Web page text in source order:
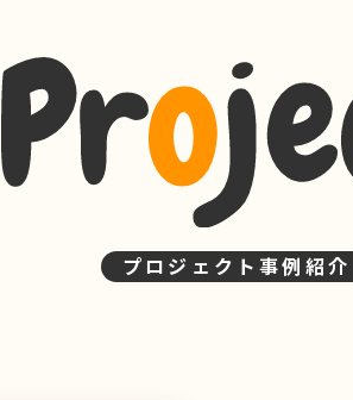
プロジェクト事例紹介